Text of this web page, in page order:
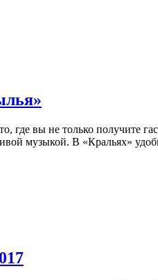
где вы не только получите
музыкой. В «Кральях»